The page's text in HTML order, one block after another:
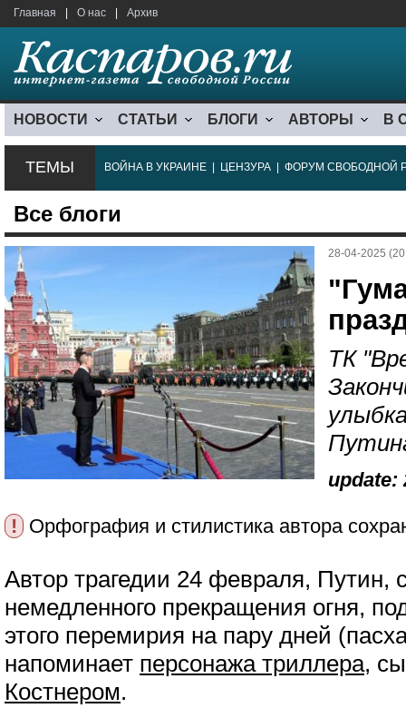
Главная О нас Архив
НОВОСТИ СТАТЬИ БЛОГИ АВТОРЫ В
ТЕМЫ ВОЙНА В УКРАИНЕ ЦЕНЗУРА ФОРУМ СВОБОДНОЙ
Все блоги
28-04-2025
ТК
update:
! Орфография и стилистика автора
Автор трагедии 24 февраля, Путин,
немедленного прекращения огня,
этого перемирия на пару дней
напоминает персонажа триллера,
Костнером.